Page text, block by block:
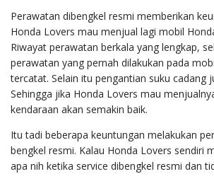
Perawatan dibengkel resmi memberikan
Honda Lovers mau menjual lagi mobil
Riwayat perawatan berkala yang lengkap,
perawatan yang pernah dilakukan pada
tercatat. Selain itu pengantian suku cadang
Sehingga jika Honda Lovers mau
kendaraan akan semakin baik.
Itu tadi beberapa keuntungan melakukan
bengkel resmi. Kalau Honda Lovers sendiri
apa nih ketika service dibengkel resmi dan